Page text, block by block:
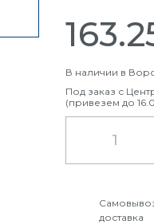
В наличии в
Под заказ с
(привезем до
доставка